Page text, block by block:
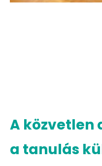
A közvetlen
a tanulás